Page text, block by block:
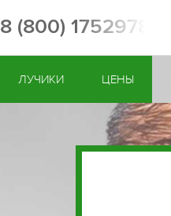
8 (800) 1752978
ЛУЧИКИ ЦЕНЫ